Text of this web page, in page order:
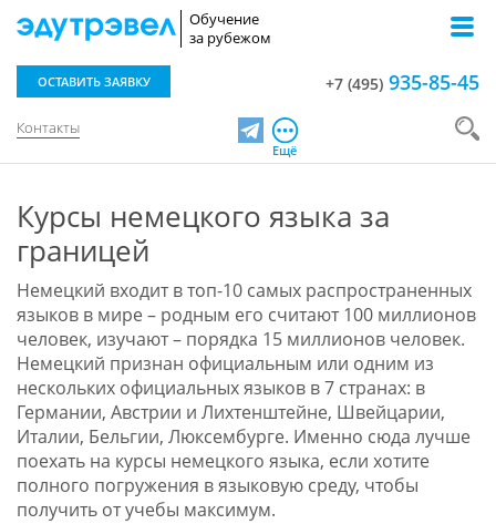
Обучение
за рубежом
Контакты
ОСТАВИТЬ ЗАЯВКУ +7 (495) 935-85-45
TelegramЕщё
Курсы немецкого языка за
границей
Немецкий входит в топ-10 самых распространенных
языков в мире – родным его считают 100 миллионов
человек, изучают – порядка 15 миллионов человек.
Немецкий признан официальным или одним из
нескольких официальных языков в 7 странах: в
Германии, Австрии и Лихтенштейне, Швейцарии,
Италии, Бельгии, Люксембурге. Именно сюда лучше
поехать на курсы немецкого языка, если хотите
полного погружения в языковую среду, чтобы
получить от учебы максимум.